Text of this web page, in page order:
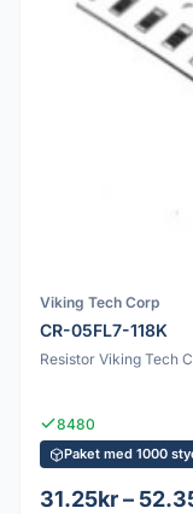
Viking Tech Corp
CR-05FL7-118K
Resistor Viking Tech
8480
Paket med 1000
31.25kr –